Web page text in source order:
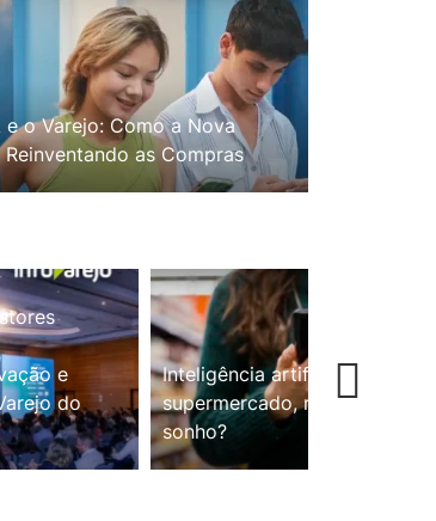
e o Varejo: Como a Nova
Reinventando as Compras
e
do
Inteligência artificial no
supermercado, realidade ou
sonho?